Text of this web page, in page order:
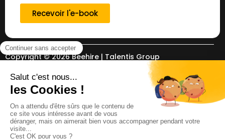
Recevoir l'e-book
Copyright © 2026 Beehire | Talentis Group
Conditions Générales d’Utilisation
Conditions Générales de Vente